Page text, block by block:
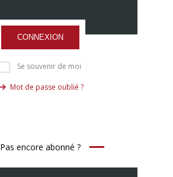
CONNEXION
Se souvenir de moi
Mot de passe oublié ?
Pas encore abonné ?